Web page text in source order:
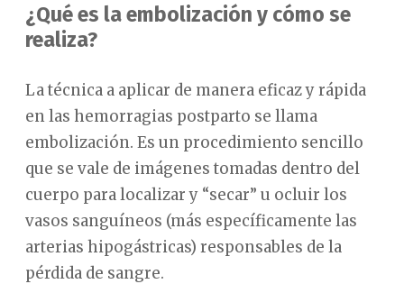
¿Qué es la embolización y cómo se
realiza?
La técnica a aplicar de manera eficaz y rápida
en las hemorragias postparto se llama
embolización. Es un procedimiento sencillo
que se vale de imágenes tomadas dentro del
cuerpo para localizar y “secar” u ocluir los
vasos sanguíneos (más específicamente las
arterias hipogástricas) responsables de la
pérdida de sangre.